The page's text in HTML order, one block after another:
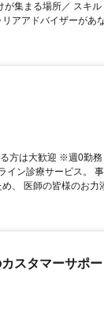
が集まる場所／ スキル
アアドバイザーがあ
方は大歓迎 ※週0勤務
イン診療サービス。
、 医師の皆様のお力
スタマーサポ